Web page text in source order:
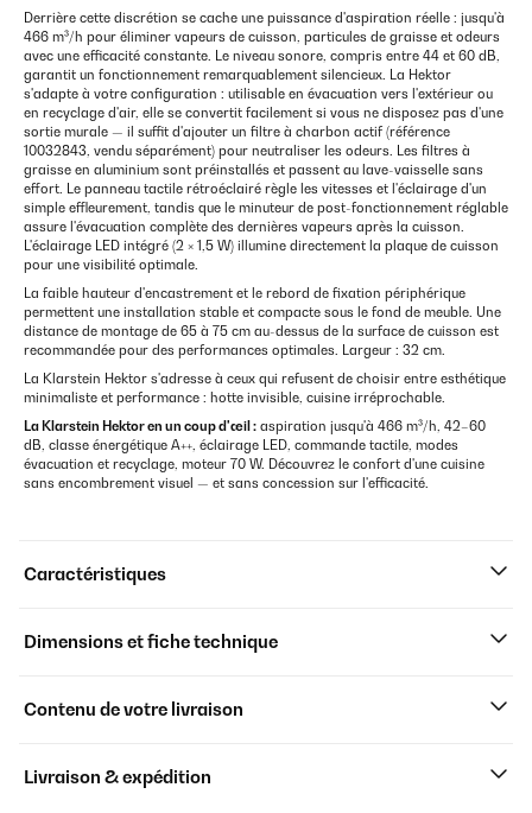
Derrière cette discrétion se cache une puissance d'aspiration réelle : jusqu'à
466 m³/h pour éliminer vapeurs de cuisson, particules de graisse et odeurs
avec une efficacité constante. Le niveau sonore, compris entre 44 et 60 dB,
garantit un fonctionnement remarquablement silencieux. La Hektor
s'adapte à votre configuration : utilisable en évacuation vers l'extérieur ou
en recyclage d'air, elle se convertit facilement si vous ne disposez pas d'une
sortie murale — il suffit d'ajouter un filtre à charbon actif (référence
10032843, vendu séparément) pour neutraliser les odeurs. Les filtres à
graisse en aluminium sont préinstallés et passent au lave-vaisselle sans
effort. Le panneau tactile rétroéclairé règle les vitesses et l'éclairage d'un
simple effleurement, tandis que le minuteur de post-fonctionnement réglable
assure l'évacuation complète des dernières vapeurs après la cuisson.
L'éclairage LED intégré (2 × 1,5 W) illumine directement la plaque de cuisson
pour une visibilité optimale.
La faible hauteur d'encastrement et le rebord de fixation périphérique
permettent une installation stable et compacte sous le fond de meuble. Une
distance de montage de 65 à 75 cm au-dessus de la surface de cuisson est
recommandée pour des performances optimales. Largeur : 32 cm.
La Klarstein Hektor s'adresse à ceux qui refusent de choisir entre esthétique
minimaliste et performance : hotte invisible, cuisine irréprochable.
La Klarstein Hektor en un coup d'œil : aspiration jusqu'à 466 m³/h, 42–60
dB, classe énergétique A++, éclairage LED, commande tactile, modes
évacuation et recyclage, moteur 70 W. Découvrez le confort d'une cuisine
sans encombrement visuel — et sans concession sur l'efficacité.
Caractéristiques
Dimensions et fiche technique
Contenu de votre livraison
Livraison & expédition